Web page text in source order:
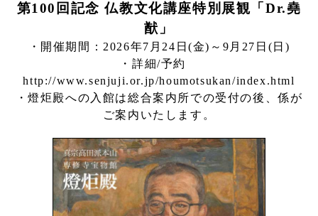
第100回記念 仏教文化講座特別展観「Dr.堯
猷」
・開催期間：2026年7月24日(金)～9月27日(日)
・詳細/予約
http://www.senjuji.or.jp/houmotsukan/index.html
・燈炬殿への入館は総合案内所での受付の後、係が
ご案内いたします。